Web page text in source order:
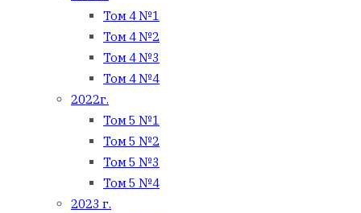
Том 4 №1
Том 4 №2
Том 4 №3
Том 4 №4
2022г.
Том 5 №1
Том 5 №2
Том 5 №3
Том 5 №4
2023 г.